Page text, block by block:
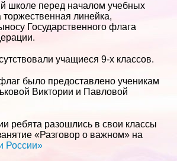
школе перед началом учебных
линейка,
Государственного флага
учащиеся 9-х классов.
было предоставлено ученикам
Виктории и Павловой
ребята разошлись в свои классы
«Разговор о важном» на
России»